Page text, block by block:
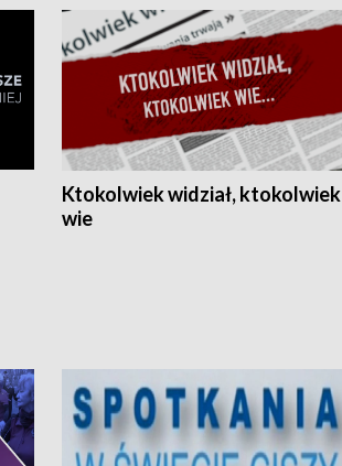
Ktokolwiek widział, ktokolwiek
wie